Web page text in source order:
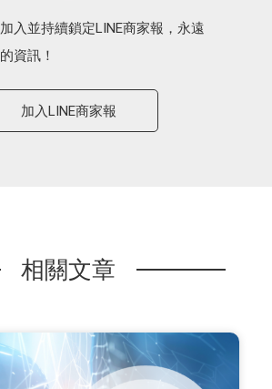
入並持續鎖定LINE商家報，永遠
資訊！
加入LINE商家報
相關文章